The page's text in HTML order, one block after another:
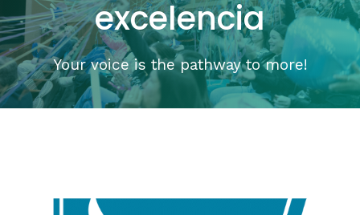
excelencia
Your voice is the pathway to more!